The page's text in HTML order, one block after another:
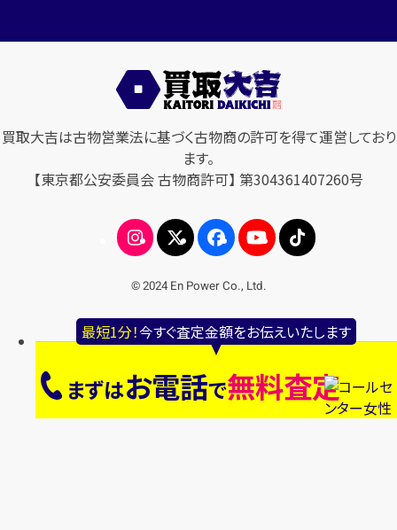
最短1分！今すぐ査定金額をお伝えいたします
まずはお電話で無料査定
買取大吉は古物営業法に基づく古物商の許可を得て運営しており
ます。
【東京都公安委員会 古物商許可】 第304361407260号
© 2024 En Power Co., Ltd.